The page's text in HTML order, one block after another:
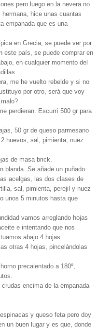
pero luego en la nevera no
hice unas cuantas
empanada que es una
en Grecia, se puede ver por
este país, se puede comprar en
en cualquier momento del
me he vuelto rebelde y si no
por otro, será que voy
perdieran. Escurrí 500 gr para
50 gr de queso parmesano
huevos, sal, pimienta, nuez
de masa brick.
blanda. Se añade un puñado
acelgas, las dos clases de
sal, pimienta, perejil y nuez
unos 5 minutos hasta que
vamos arreglando hojas
e intentando que nos
abajo 4 hojas.
otras 4 hojas, pincelándolas
precalentado a 180º,
encima de la empanada
y queso feta pero doy
un buen lugar y es que, donde